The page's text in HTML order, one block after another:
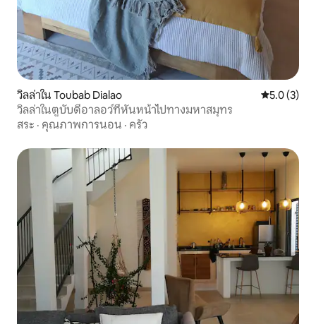
วิลล่าใน Toubab Dialao คะแนนเฉลี่
5.0 (3)
วิลล่าในตูบับดีอาลอว์ที่หันหน้าไปทางมหาสมุทร
สระ · คุณภาพการนอน · ครัว